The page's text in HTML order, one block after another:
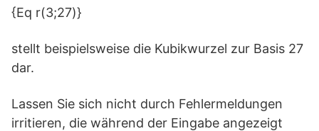
{Eq r(3;27)}
stellt beispielsweise die Kubikwurzel zur Basis 27
dar.
Lassen Sie sich nicht durch Fehlermeldungen
irritieren, die während der Eingabe angezeigt